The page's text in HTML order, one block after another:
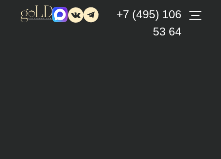
+7 (495) 106
53 64